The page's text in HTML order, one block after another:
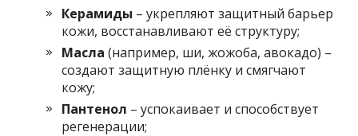
Керамиды – укрепляют защитный барьер
кожи, восстанавливают её структуру;
Масла (например, ши, жожоба, авокадо) –
создают защитную плёнку и смягчают
кожу;
Пантенол – успокаивает и способствует
регенерации;